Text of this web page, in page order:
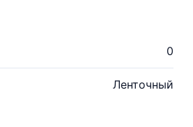
0
Ленточный